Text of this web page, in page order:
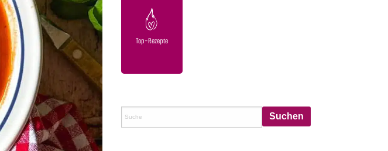
Top-Rezepte